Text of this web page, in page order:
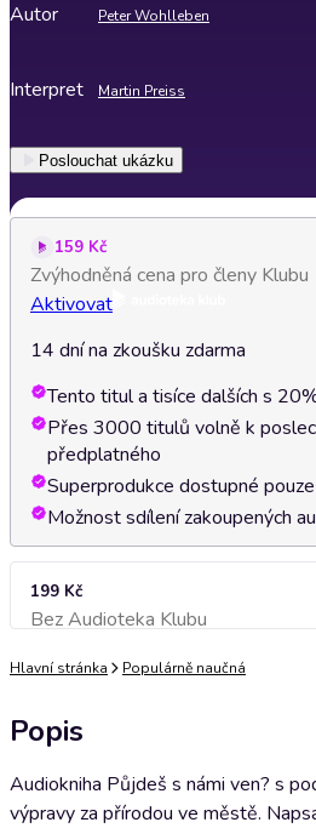
Autor Peter Wohlleben
Interpret Martin Preiss
Poslouchat ukázku
159 Kč
Zvýhodněná cena pro členy Klubu
Aktivovat
14 dní na zkoušku zdarma
Tento titul a tisíce dalších s
Přes 3000 titulů volně k
předplatného
Superprodukce dostupné
Možnost sdílení zakoupených
199 Kč
Bez Audioteka KlubuPřidat do košíku
Hlavní stránka Populárně naučná
Popis
Audiokniha Půjdeš s námi ven? s
výpravy za přírodou ve městě.